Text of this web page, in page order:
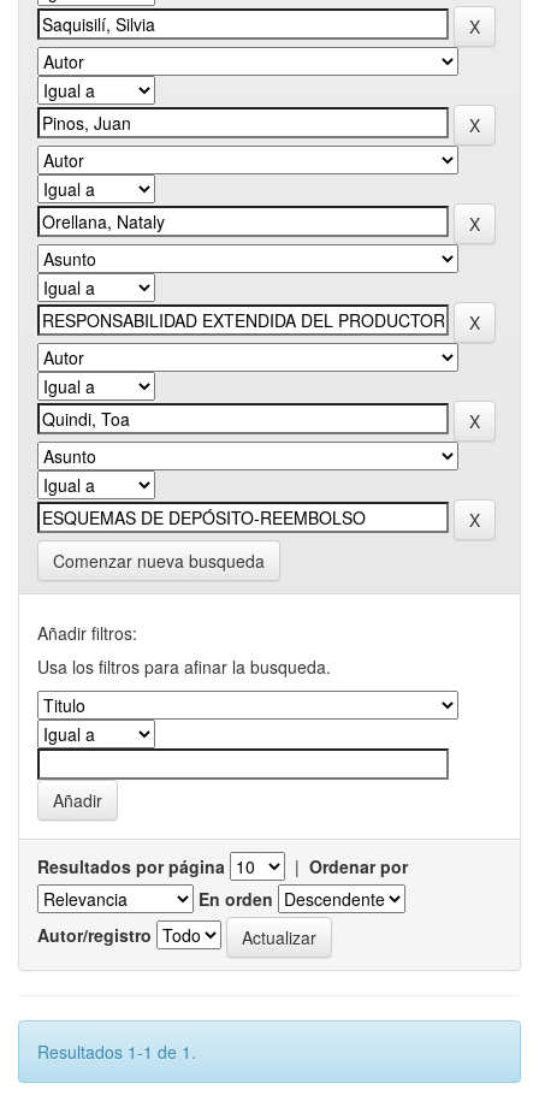
Comenzar nueva busqueda
Añadir filtros:
Usa los filtros para afinar la busqueda.
Resultados por página | Ordenar por
En orden
Autor/registro
Resultados 1-1 de 1.